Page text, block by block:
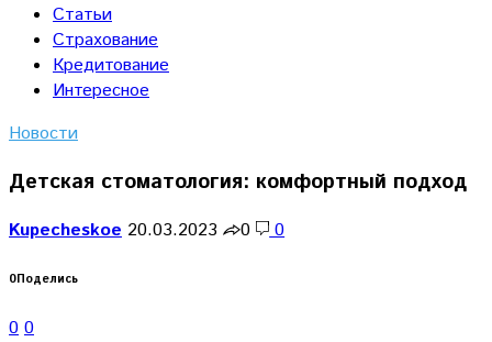
Статьи
Страхование
Кредитование
Интересное
Новости
Детская стоматология: комфортный подход
Kupecheskoe 20.03.2023 0 0
0Поделись
0 0